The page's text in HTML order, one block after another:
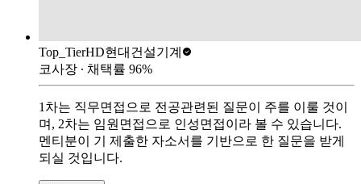
Top_TierHD현대건설기계
코사장 ∙ 채택률 96%
1차는 직무면접으로 전공관련된 질문이 주를 이룰 것이
며, 2차는 임원면접으로 인성면접이라 볼 수 있습니다.
멘티분이 기 제출한 자소서를 기반으로 한 질문을 받게
되실 것입니다.